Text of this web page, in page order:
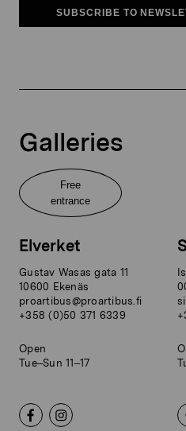
SUBSCRIBE TO
Galleries
Free
entrance
Elverket
Gustav Wasas gata 11
10600 Ekenäs
proartibus@proartibus.fi
+358 (0)50 371 6339
Open
Tue–Sun 11–17